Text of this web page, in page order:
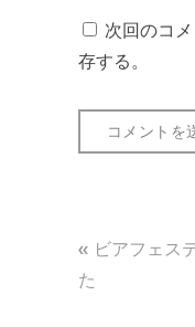
次回のコ
存する。
投
稿
ビアフェス
た